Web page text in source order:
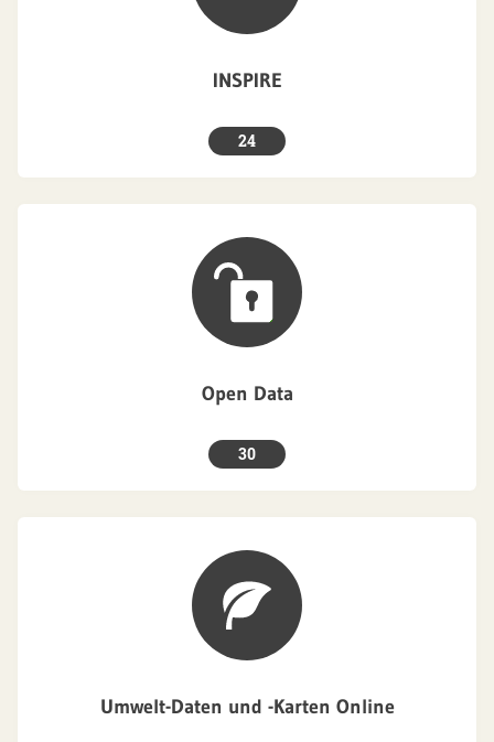
INSPIRE
24
Open Data
30
Umwelt-Daten und -Karten Online